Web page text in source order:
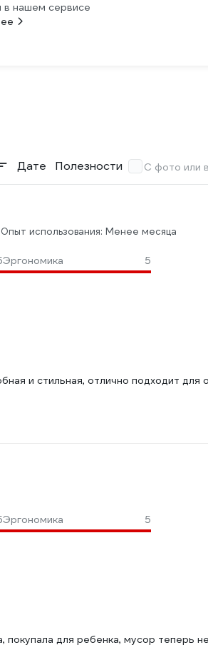
в нашем сервисе
Дате Полезности С фото или
Опыт использования: Менее месяца
Эргономика 5
и стильная, отлично подходит
Эргономика 5
для ребенка, мусор теперь